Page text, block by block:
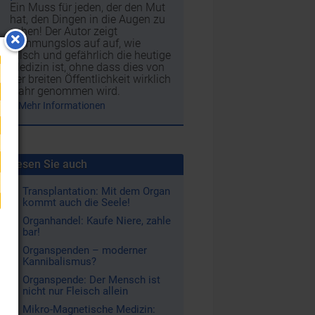
Ein Muss für jeden, der den Mut
hat, den Dingen in die Augen zu
sehen! Der Autor zeigt
hemmungslos auf auf, wie
falsch und gefährlich die heutige
Medizin ist, ohne dass dies von
der breiten Öffentlichkeit wirklich
wahr genommen wird.
Mehr Informationen
Lesen Sie auch
Transplantation: Mit dem Organ
kommt auch die Seele!
Organhandel: Kaufe Niere, zahle
bar!
Organspenden – moderner
Kannibalismus?
Organspende: Der Mensch ist
nicht nur Fleisch allein
Mikro-Magnetische Medizin: